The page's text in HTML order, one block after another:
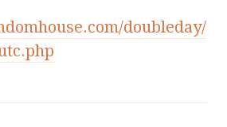
doubleday/